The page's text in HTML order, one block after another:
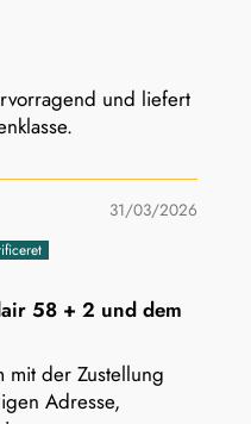
und liefert
31/03/2026
58 + 2 und dem
mit der Zustellung
Adresse,